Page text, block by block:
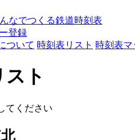
なでつくる鉄道時刻表
登録
ついて 時刻表リスト 時刻表マ
ト
てください